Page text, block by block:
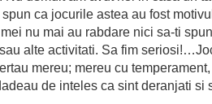
ca jocurile astea au fost
nu mai au rabdare nici sa-ti
alte activitati. Sa fim
mereu; mereu cu
de inteles ca sint deranjati